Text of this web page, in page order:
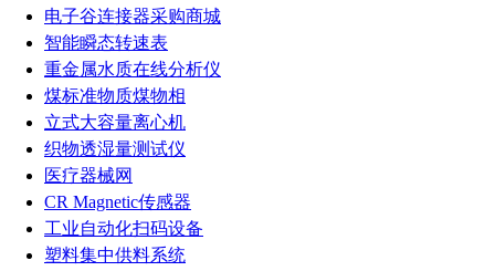
电子谷连接器采购商城
智能瞬态转速表
重金属水质在线分析仪
煤标准物质煤物相
立式大容量离心机
织物透湿量测试仪
医疗器械网
CR Magnetic传感器
工业自动化扫码设备
塑料集中供料系统